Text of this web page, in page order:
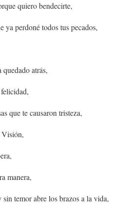
quiero bendecirte,
ya perdoné todos tus pecados,
atrás,
que te causaron tristeza,
Visión,
manera,
temor abre los brazos a la vida,